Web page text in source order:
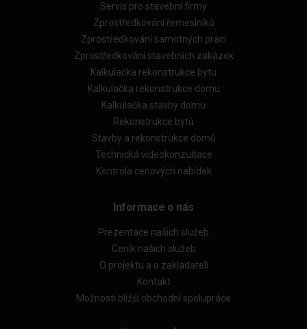
Servis pro stavební firmy
Zprostředkování řemeslníků
Zprostředkování samotných prací
Zprostředkování stavebních zakázek
Kalkulačka rekonstrukce bytu
Kalkulačka rekonstrukce domu
Kalkulačka stavby domu
Rekonstrukce bytů
Stavby a rekonstrukce domů
Technická videokonzultace
Kontrola cenových nabídek
Informace o nás
Prezentace našich služeb
Ceník našich služeb
O projektu a o zakladateli
Kontakt
Možnosti bližší obchodní spolupráce